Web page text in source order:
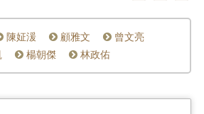
陳姃湲 顧雅文
曾文亮
楊朝傑 林政佑